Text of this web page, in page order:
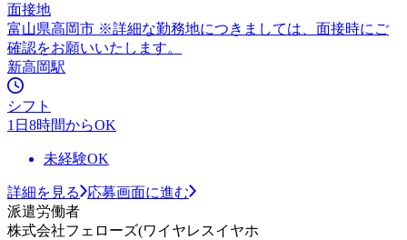
面接地
富山県高岡市 ※詳細な勤務地につきましては、面接時にご
確認をお願いいたします。
新高岡駅
シフト
1日8時間からOK
未経験OK
詳細を見る
応募画面に進む
派遣労働者
株式会社フェローズ(ワイヤレスイヤホ